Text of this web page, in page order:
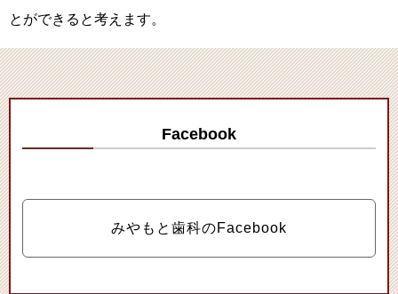
とができると考えます。
Facebook
みやもと歯科のFacebook